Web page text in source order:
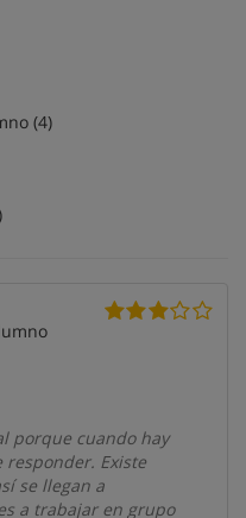
(4)
porque cuando hay
Existe
se llegan a
a trabajar en grupo